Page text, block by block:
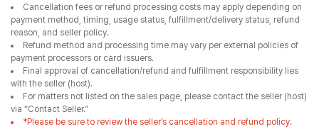
Cancellation fees or refund processing costs may apply depending on
payment method, timing, usage status, fulfillment/delivery status, refund
reason, and seller policy.
Refund method and processing time may vary per external policies of
payment processors or card issuers.
Final approval of cancellation/refund and fulfillment responsibility lies
with the seller (host).
For matters not listed on the sales page, please contact the seller (host)
via “Contact Seller.”
*Please be sure to review the seller’s cancellation and refund policy.